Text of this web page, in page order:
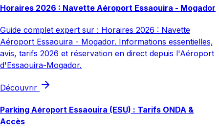
Horaires 2026 : Navette Aéroport Essaouira - Mogador
Guide complet expert sur : Horaires 2026 : Navette
Aéroport Essaouira - Mogador. Informations essentielles,
avis, tarifs 2026 et réservation en direct depuis l'Aéroport
d'Essaouira-Mogador.
Découvrir
Parking Aéroport Essaouira (ESU) : Tarifs ONDA &
Accès